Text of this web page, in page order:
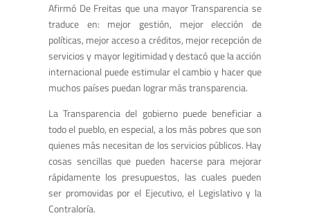
Afirmó De Freitas que una mayor Transparencia se
traduce en: mejor gestión, mejor elección de
políticas, mejor acceso a créditos, mejor recepción de
servicios y mayor legitimidad y destacó que la acción
internacional puede estimular el cambio y hacer que
muchos países puedan lograr más transparencia.
La Transparencia del gobierno puede beneficiar a
todo el pueblo, en especial, a los más pobres que son
quienes más necesitan de los servicios públicos. Hay
cosas sencillas que pueden hacerse para mejorar
rápidamente los presupuestos, las cuales pueden
ser promovidas por el Ejecutivo, el Legislativo y la
Contraloría.